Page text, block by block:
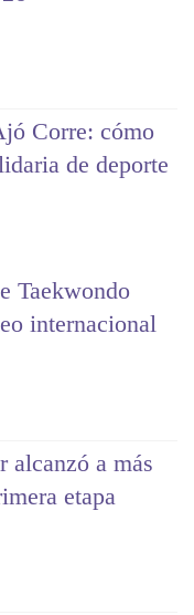
Corre: cómo
de deporte
Taekwondo
internacional
alcanzó a más
etapa